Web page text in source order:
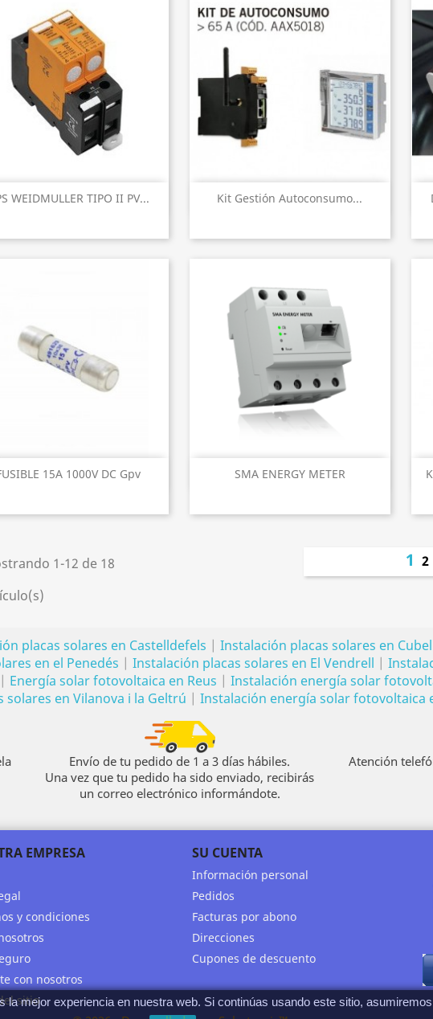
mejor experiencia en nuestra web. Si continúas usando este sitio,
WEIDMULLER TIPO II PV...
Vista rápida Kit Gestión Autoconsumo...
Vista rápida
15A 1000V DC Gpv
 Vista rápida SMA ENERGY METER
 Vista rápida
1-12 de 18
12
placas solares en Castelldefels | Instalación placas solares en
en el Penedés | Instalación placas solares en El Vendrell |
Energía solar fotovoltaica en Reus | Instalación energía solar
en Vilanova i la Geltrú | Instalación energía solar fotovoltaica
Envío de tu pedido de 1 a 3 días hábiles.
Una vez que tu pedido ha sido enviado, recibirás
un correo electrónico informándote.
Atención
EMPRESA
y condiciones
con nosotros
sitio
SU CUENTA
Información personal
Pedidos
Facturas por abono
Direcciones
Cupones de descuento